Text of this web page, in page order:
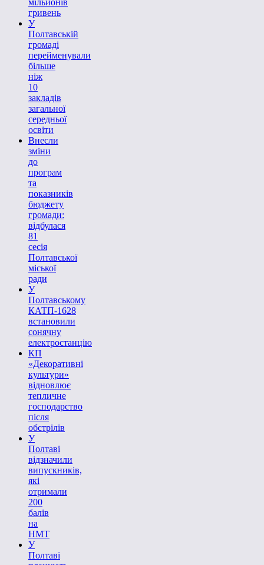
мільйонів
гривень
У
Полтавській
громаді
перейменували
більше
ніж
10
закладів
загальної
середньої
освіти
Внесли
зміни
до
програм
та
показників
бюджету
громади:
відбулася
81
сесія
Полтавської
міської
ради
У
Полтавському
КАТП-1628
встановили
сонячну
електростанцію
КП
«Декоративні
культури»
відновлює
тепличне
господарство
після
обстрілів
У
Полтаві
відзначили
випускників,
які
отримали
200
балів
на
НМТ
У
Полтаві